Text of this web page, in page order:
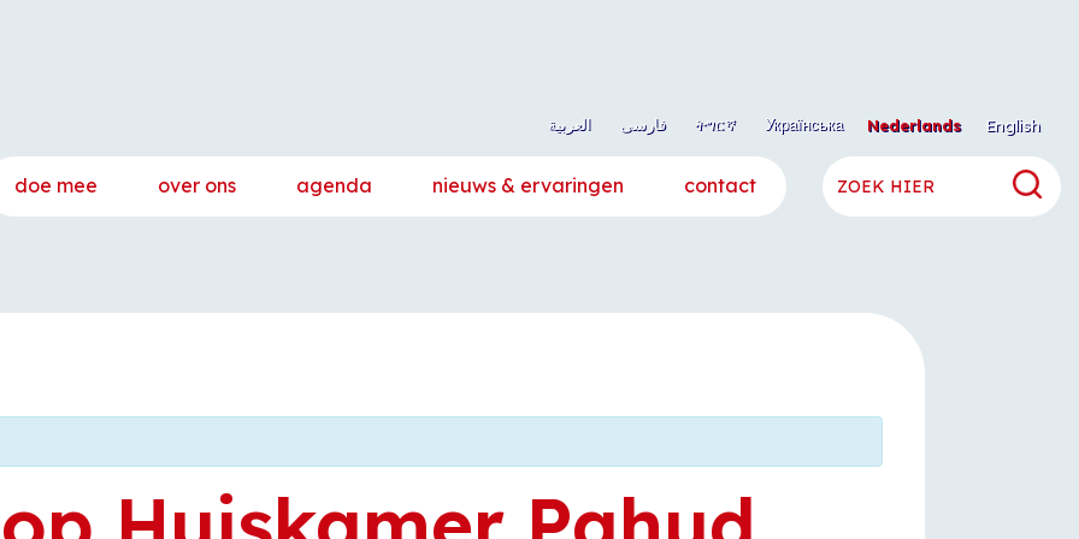
Nederlands English العربية فارسی ትግርኛ Українська
doe mee over ons agenda nieuws & ervaringen contact